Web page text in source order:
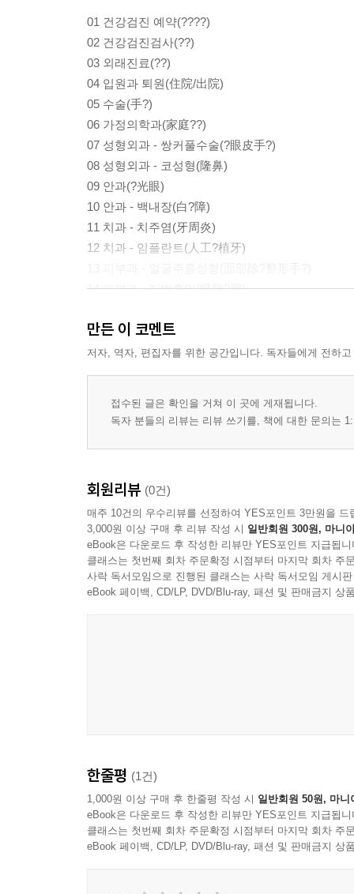
01 건강검진 예약(????)
02 건강검진검사(??)
03 외래진료(??)
04 입원과 퇴원(住院/出院)
05 수술(手?)
06 가정의학과(家庭??)
07 성형외과 - 쌍커풀수술(?眼皮手?)
08 성형외과 - 코성형(隆鼻)
09 안과(?光眼)
10 안과 - 백내장(白?障)
11 치과 - 치주염(牙周炎)
12 치과 - 임플란트(人工?植牙)
14 피부과 - 지방흡입(吸脂?肥)
만든 이 코멘트
저자, 역자, 편집자를 위한 공간입니다. 독자들에게 전하
접수된 글은 확인을 거쳐 이 곳에 게재됩니다.
독자 분들의 리뷰는 리뷰 쓰기를, 책에 대한 문의는
회원리뷰 (0건)
매주 10건의 우수리뷰를 선정하여 YES포인트 3만원을 드
3,000원 이상 구매 후 리뷰 작성 시 일반회원 300원, 마니
eBook은 다운로드 후 작성한 리뷰만 YES포인트 지급됩니
클래스는 첫번째 회차 주문확정 시점부터 마지막 회차 주
사락 독서모임으로 진행된 클래스는 사락 독서모임 게시
eBook 페이백, CD/LP, DVD/Blu-ray, 패션 및 판매금지 상
한줄평 (1건)
1,000원 이상 구매 후 한줄평 작성 시 일반회원 50원, 마니
eBook은 다운로드 후 작성한 리뷰만 YES포인트 지급됩니
클래스는 첫번째 회차 주문확정 시점부터 마지막 회차 주
eBook 페이백, CD/LP, DVD/Blu-ray, 패션 및 판매금지 상